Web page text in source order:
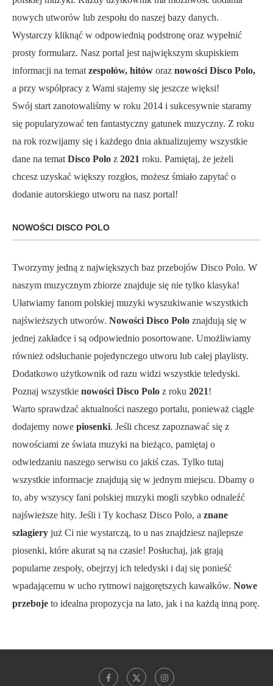
nowych utworów lub zespołu do naszej bazy danych.
Wystarczy kliknąć w odpowiednią podstronę oraz wypełnić
prosty formularz. Nasz portal jest największym skupiskiem
informacji na tematzespołów, hitów oraz nowości Disco Polo,
a przy współpracy z Wami stajemy się jeszcze więksi!
Swój start zanotowaliśmy w roku 2014 i sukcesywnie staramy
się popularyzować ten fantastyczny gatunek muzyczny. Z roku
na rok rozwijamy się i każdego dnia aktualizujemy wszystkie
dane na tematDisco Polo z 2021 roku. Pamiętaj, że jeżeli
chcesz uzyskać większy rozgłos, możesz śmiało zapytać o
dodanie autorskiego utworu na nasz portal!
NOWOŚCI DISCO POLO
Tworzymy jedną z największych baz przebojów Disco Polo. W
naszym muzycznym zbiorze znajduje się nie tylko klasyka!
Ułatwiamy fanom polskiej muzyki wyszukiwanie wszystkich
najświeższych utworów. Nowości Disco Polo znajdują się w
jednej zakładce i są odpowiednio posortowane. Umożliwiamy
również odsłuchanie pojedynczego utworu lub całej playlisty.
Dodatkowo użytkownik od razu widzi wszystkie teledyski.
Poznaj wszystkie nowości Disco Polo z roku 2021!
Warto sprawdzać aktualności naszego portalu, ponieważ ciągle
dodajemy nowe piosenki. Jeśli chcesz zapoznawać się z
nowościami ze świata muzyki na bieżąco, pamiętaj o
odwiedzaniu naszego serwisu co jakiś czas. Tylko tutaj
wszystkie informacje znajdują się w jednym miejscu. Dbamy o
to, aby wszyscy fani polskiej muzyki mogli szybko odnaleźć
najświeższe hity. Jeśli i Ty kochasz Disco Polo, a znane
szlagiery już Ci nie wystarczą, to u nas znajdziesz najlepsze
piosenki, które akurat są na czasie! Posłuchaj, jak grają
popularne zespoły, obejrzyj ich teledyski i daj się ponieść
wpadającemu w ucho rytmowi najgorętszych kawałków. Nowe
przeboje to idealna propozycja na lato, jak i na każdą inną porę.